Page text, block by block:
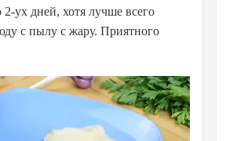
ух дней, хотя лучше всего
с пылу с жару. Приятного